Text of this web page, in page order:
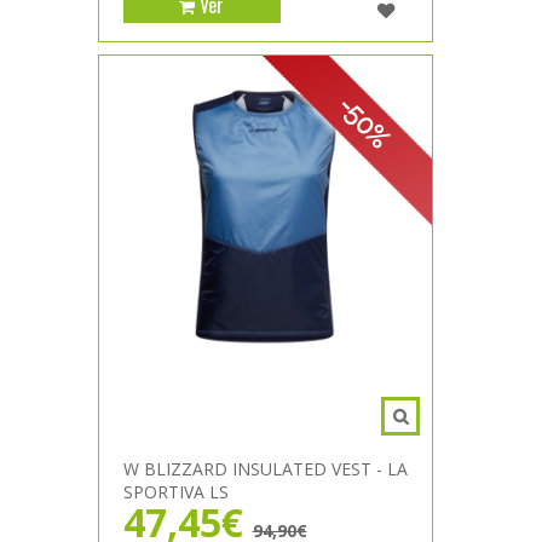
-50%
W BLIZZARD INSULATED VEST - LA
SPORTIVA LS
47,45€ 94,90€